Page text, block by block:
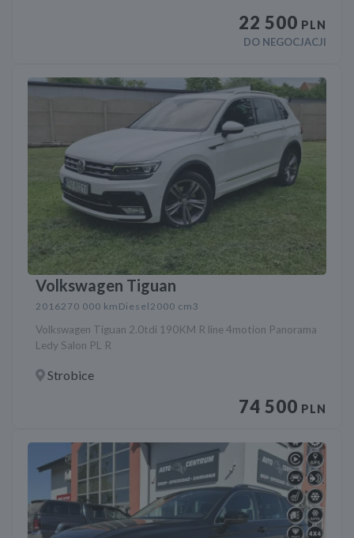
22 500 PLN
DO NEGOCJACJI
Volkswagen Tiguan
2016270 000 km Diesel2000 cm3
Volkswagen Tiguan 2.0tdi 190KM R line 4motion Panorama
Ledy Salon PL R
Strobice
74 500 PLN